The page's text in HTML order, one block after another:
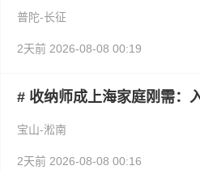
普陀-长征
2天前 2026-08-08 00:19
# 收纳师成上海家庭刚需：
宝山-淞南
2天前 2026-08-08 00:16